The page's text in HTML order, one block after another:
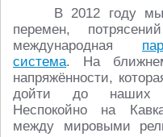
В 2012 году
перемен,
международная
система. На
напряжённости,
дойти до наших
Неспокойно на
между мировыми